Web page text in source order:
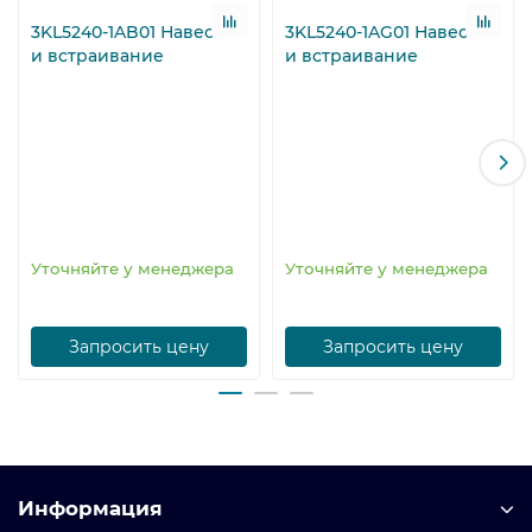
3KL5240-1AB01 Навеска
и встраивание
Уточняйте у менеджера
Запросить цену
3KL5240-1AG01 Навеска
и встраивание
Уточняйте у менеджера
Запросить цену
Информация